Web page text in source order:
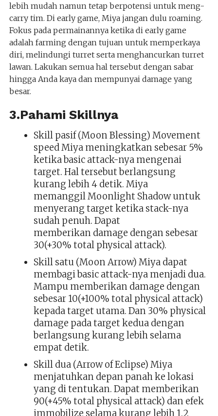
lebih mudah namun tetap berpotensi untuk meng-
carry tim. Di early game, Miya jangan dulu roaming.
Fokus pada permainannya ketika di early game
adalah farming dengan tujuan untuk memperkaya
diri, melindungi turret serta menghancurkan turret
lawan. Lakukan semua hal tersebut dengan sabar
hingga Anda kaya dan mempunyai damage yang
besar.
3.Pahami Skillnya
Skill pasif (Moon Blessing) Movement
speed Miya meningkatkan sebesar 5%
ketika basic attack-nya mengenai
target. Hal tersebut berlangsung
kurang lebih 4 detik. Miya
memanggil Moonlight Shadow untuk
menyerang target ketika stack-nya
sudah penuh. Dapat
memberikan damage dengan sebesar
30(+30% total physical attack).
Skill satu (Moon Arrow) Miya dapat
membagi basic attack-nya menjadi dua.
Mampu memberikan damage dengan
sebesar 10(+100% total physical attack)
kepada target utama. Dan 30% physical
damage pada target kedua dengan
berlangsung kurang lebih selama
empat detik.
Skill dua (Arrow of Eclipse) Miya
menjatuhkan depan panah ke lokasi
yang di tentukan. Dapat memberikan
90(+45% total physical attack) dan efek
immobilize selama kurang lebih 1.2